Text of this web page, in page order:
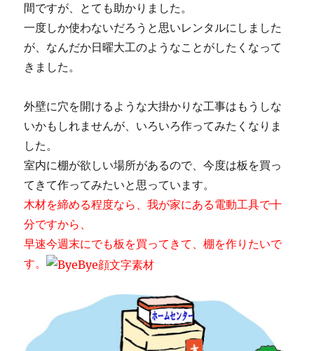
間ですが、とても助かりました。
一度しか使わないだろうと思いレンタルにしました
が、なんだか日曜大工のようなことがしたくなって
きました。
外壁に穴を開けるような大掛かりな工事はもうしな
いかもしれませんが、いろいろ作ってみたくなりま
した。
室内に棚が欲しい場所があるので、今度は板を買っ
てきて作ってみたいと思っています。
木材を締める程度なら、我が家にある電動工具で十
分ですから、
早速今週末にでも板を買ってきて、棚を作りたいで
す。